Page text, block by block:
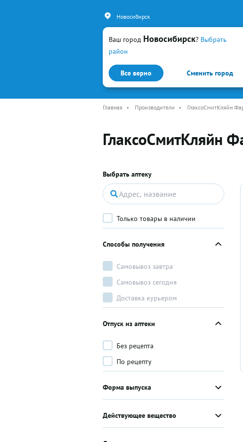
Ваш город Новосибирск? Выбрать
район
Все верно Сменить город
Новосибирск
Искать
Каталог Простуда и грипп
Главная • Производители • ГлаксоСмитКляйн
ГлаксоСмитКляйн
Выбрать аптеку
Только товары в наличии
Способы получения
Самовывоз завтра
Самовывоз сегодня
Доставка курьером
Отпуск из аптеки
Без рецепта
По рецепту
Форма выпуска
Действующее вещество